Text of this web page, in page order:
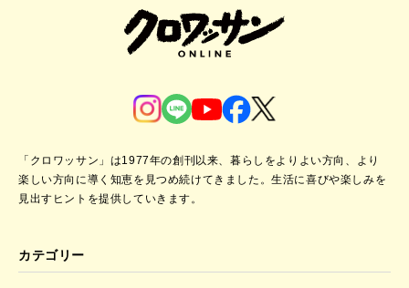
「クロワッサン」は1977年の創刊以来、暮らしをよりよい方向、より
楽しい方向に導く知恵を見つめ続けてきました。生活に喜びや楽しみを
見出すヒントを提供していきます。
カテゴリー